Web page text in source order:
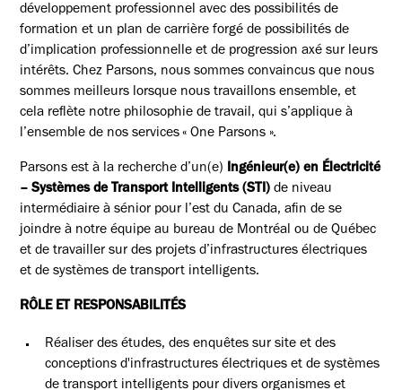
développement professionnel avec des possibilités de
formation et un plan de carrière forgé de possibilités de
d’implication professionnelle et de progression axé sur leurs
intérêts. Chez Parsons, nous sommes convaincus que nous
sommes meilleurs lorsque nous travaillons ensemble, et
cela reflète notre philosophie de travail, qui s’applique à
l’ensemble de nos services « One Parsons ».
Parsons est à la recherche d’un(e) Ingénieur(e) en Électricité
– Systèmes de Transport Intelligents (STI)de niveau
intermédiaire à sénior pour l’est du Canada, afin de se
joindre à notre équipe au bureau de Montréal ou de Québec
et de travailler sur des projets d’infrastructures électriques
et de systèmes de transport intelligents.
RÔLE ET RESPONSABILITÉS
Réaliser des études, des enquêtes sur site et des
conceptions d'infrastructures électriques et de systèmes
de transport intelligents pour divers organismes et